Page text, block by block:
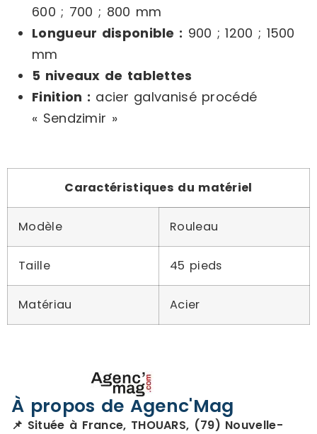
600 ; 700 ; 800 mm
Longueur disponible : 900 ; 1200 ; 1500
mm
5 niveaux de tablettes
Finition : acier galvanisé procédé
« Sendzimir »
Caractéristiques du matériel
Modèle Rouleau
Taille 45 pieds
Matériau Acier
À propos de Agenc'Mag
📌 Située à France, THOUARS, (79) Nouvelle-